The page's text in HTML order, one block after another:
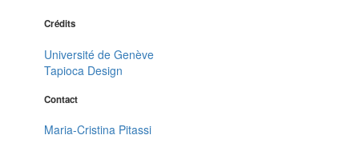
Crédits
Université de Genève
Tapioca Design
Contact
Maria-Cristina Pitassi